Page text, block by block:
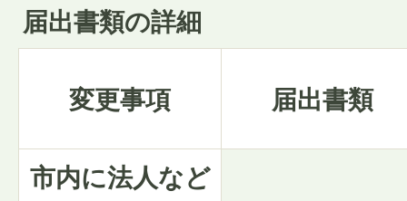
届出書類の詳細
変更事項 届出書類
市内に法人など